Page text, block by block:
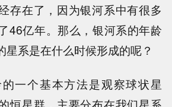
存在了，因为银河系中有很多
46亿年。那么，银河系的年龄
星系是在什么时候形成的呢？
一个基本方法是观察球状星